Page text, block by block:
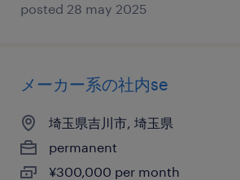
posted 28 may 2025
メーカー系の社内se
埼玉県吉川市, 埼玉県
permanent
¥300,000 per month